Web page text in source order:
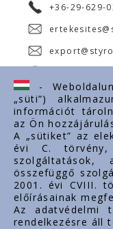
+36-29-629-
Fontos
Rólunk
Dokumentumok
Kapcsolat
Karrier
Cég adatok
-
„süti”)
információt
az Ön
A „sütiket” az
évi C. törvény,
szolgáltatások,
összefüggő
2001. évi CVIII.
előírásainak
Az adatvédelmi
rendelkezésre áll